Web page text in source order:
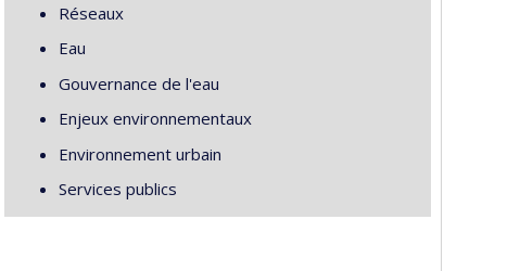
Réseaux
Eau
Gouvernance de l'eau
Enjeux environnementaux
Environnement urbain
Services publics